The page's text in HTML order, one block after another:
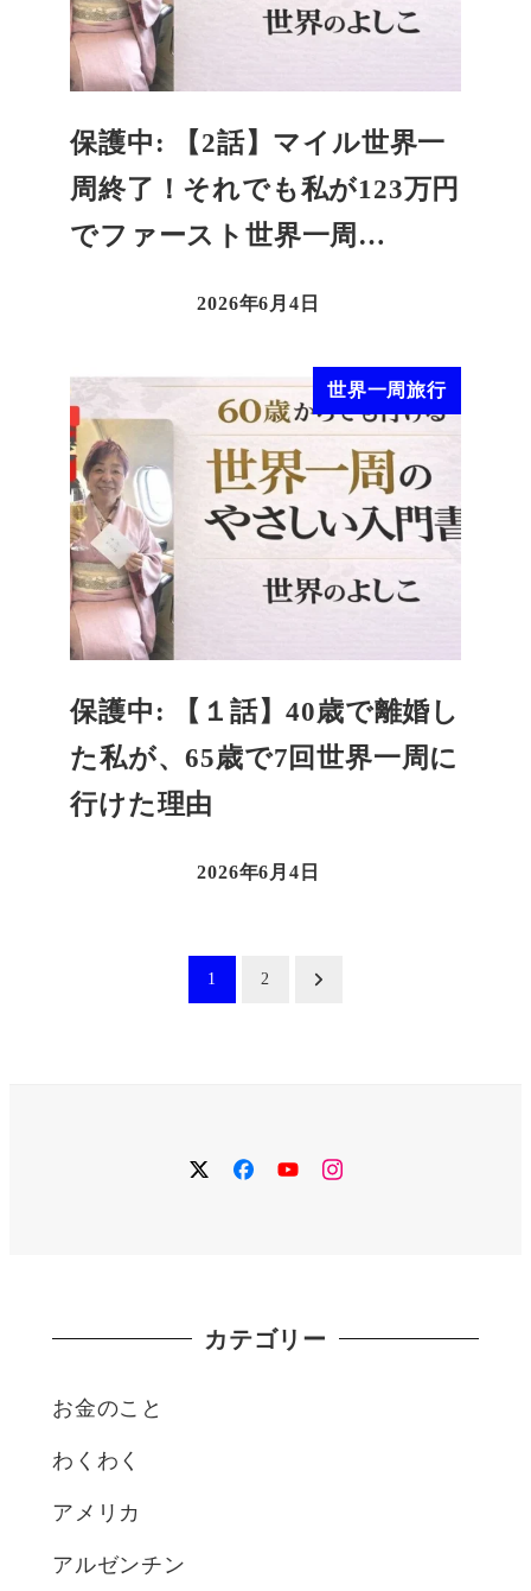
保護中: 【2話】マイル世界一
周終了！それでも私が123万円
でファースト世界一周…
2026年6月4日
世界一周旅行
保護中: 【１話】40歳で離婚し
た私が、65歳で7回世界一周に
行けた理由
2026年6月4日
送
り
1 2
twitterfacebook
YouTubeinstagram
カテゴリー
お金のこと
わくわく
アメリカ
アルゼンチン